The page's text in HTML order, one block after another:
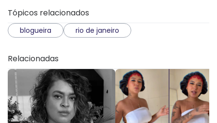
Tópicos relacionados
blogueira rio de janeiro
Relacionadas